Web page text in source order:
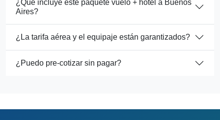
¿Qué incluye este paquete vuelo + hotel a Buenos
Aires?
¿La tarifa aérea y el equipaje están garantizados?
¿Puedo pre-cotizar sin pagar?